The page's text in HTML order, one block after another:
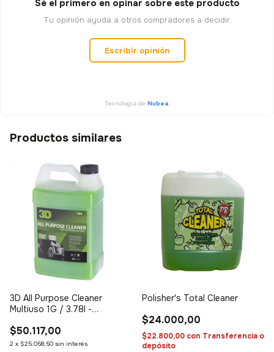
Sé el primero en opinar sobre este producto
Tu opinión ayuda a otros compradores a decidir.
Escribir opinión
Tecnología de Nubea
Productos similares
3D All Purpose Cleaner
Multiuso 1G / 3.78l -
$50.117,00
2 x $25.058,50 sin interés
Polisher's Total Cleaner
$24.000,00
$22.800,00 con Transferencia o
depósito